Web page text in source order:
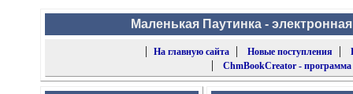
Маленькая Паутинка -
|
На главную сайта| Новые поступления |
| ChmBookCreator -